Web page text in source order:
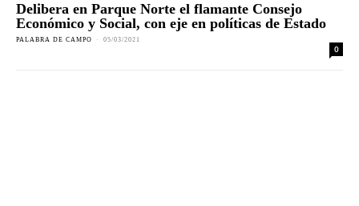
Delibera en Parque Norte el flamante Consejo
Económico y Social, con eje en políticas de Estado
PALABRA DE CAMPO - 05/03/2021
0